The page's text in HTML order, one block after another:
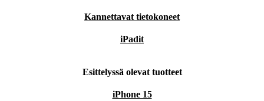
Kannettavat tietokoneet
iPadit
Esittelyssä olevat tuotteet
iPhone 15